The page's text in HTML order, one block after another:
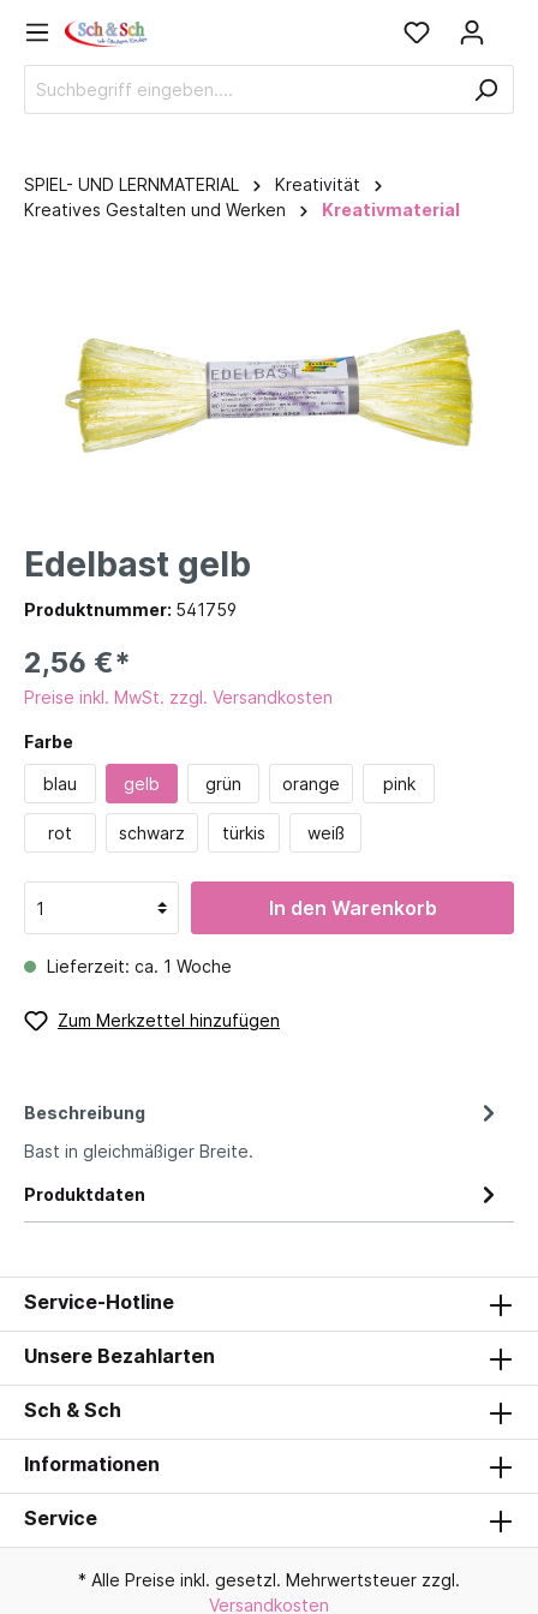
SPIEL- UND LERNMATERIAL
Kreativität
Kreatives Gestalten und Werken
Kreativmaterial
Edelbast gelb
Produktnummer: 541759
2,56 €*
Preise inkl. MwSt. zzgl. Versandkosten
Farbe
blau gelb grün orange pink
rot schwarz türkis weiß
In den Warenkorb
Lieferzeit: ca. 1 Woche
Zum Merkzettel hinzufügen
Beschreibung
Bast in gleichmäßiger Breite.
Produktdaten
Service-Hotline
Unsere Bezahlarten
Sch & Sch
Informationen
Service
* Alle Preise inkl. gesetzl. Mehrwertsteuer zzgl.
Versandkosten